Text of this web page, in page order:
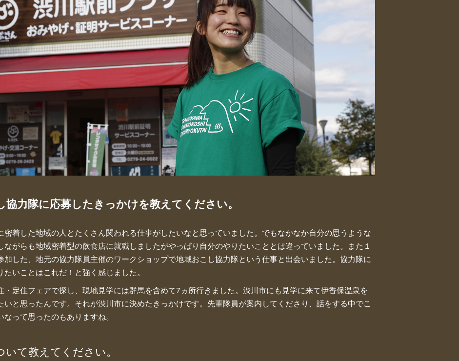
力隊に応募したきっかけを教えてください。
密着した地域の人とたくさん関われる仕事がしたいなと思っていました。でもなかなか自分の思うような
がらも地域密着型の飲食店に就職しましたがやっぱり自分のやりたいこととは違っていました。また１
した、地元の協力隊員主催のワークショップで地域おこし協力隊という仕事と出会いました。協力隊に
いことはこれだ！と強く感じました。
定住フェアで探し、現地見学には群馬を含めて7ヵ所行きました。渋川市にも見学に来て伊香保温泉を
いと思ったんです。それが渋川市に決めたきっかけです。先輩隊員が案内してくださり、話をする中でこ
って思ったのもありますね。
て教えてください。